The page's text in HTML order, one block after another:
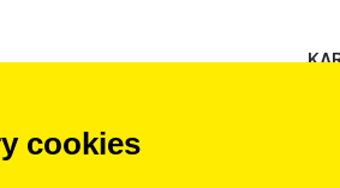
Liberec
cookies